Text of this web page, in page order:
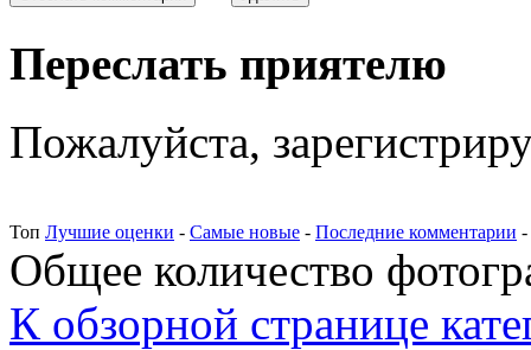
Переслать приятелю
Пожалуйста,
Топ Лучшие оценки - Самые новые - Последние комментарии -
Общее количество
К обзорной странице